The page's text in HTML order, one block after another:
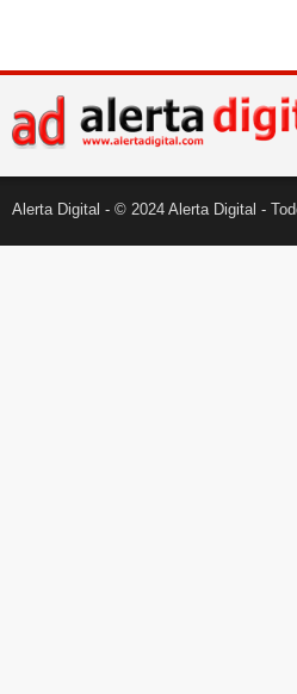
Alerta Digital - © 2024 Alerta Digital -